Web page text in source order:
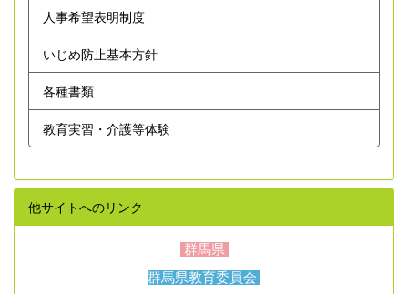
人事希望表明制度
いじめ防止基本方針
各種書類
教育実習・介護等体験
他サイトへのリンク
群馬県
群馬県教育委員会